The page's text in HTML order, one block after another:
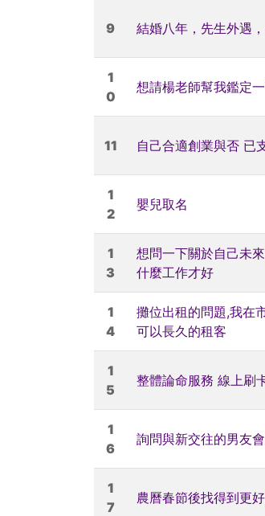
9 結婚八年，先生外遇
1
0
想請楊老師幫我鑑定
11 自己合適創業與否 已
1
2
嬰兒取名
1
3
想問一下關於自己未
什麼工作才好
1
4
攤位出租的問題,我在
可以長久的租客
1
5
整體論命服務 線上刷
1
6
詢問與新交往的男友
1
7
農曆春節後找得到更